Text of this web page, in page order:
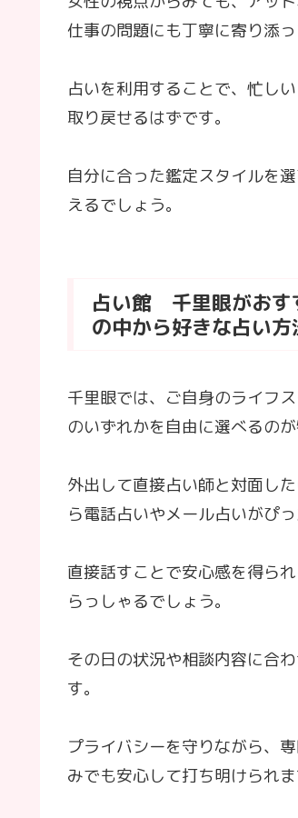
仕事の問題にも丁寧に寄り添っ
占いを利用することで、忙し
取り戻せるはずです。
自分に合った鑑定スタイルを
えるでしょう。
占い館 千里眼がおす
の中から好きな占い
千里眼では、ご自身のライフ
のいずれかを自由に選べるのが
外出して直接占い師と対面し
ら電話占いやメール占いがぴっ
直接話すことで安心感を得ら
らっしゃるでしょう。
その日の状況や相談内容に合
す。
プライバシーを守りながら、
みでも安心して打ち明けられま